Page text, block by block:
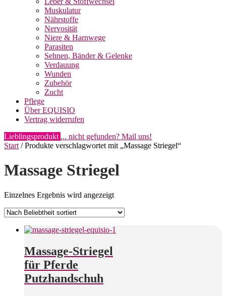
Muskulatur
Nährstoffe
Nervosität
Niere & Harnwege
Parasiten
Sehnen, Bänder & Gelenke
Verdauung
Wunden
Zubehör
Zucht
Pflege
Über EQUISIO
Vertrag widerrufen
Lieblingsprodukt ... nicht gefunden? Mail uns!
Start / Produkte verschlagwortet mit „Massage Striegel“
Massage Striegel
Einzelnes Ergebnis wird angezeigt
Massage-Striegel
für Pferde
Putzhandschuh